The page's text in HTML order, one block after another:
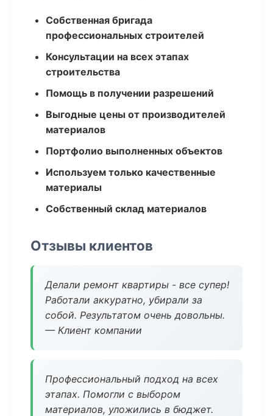
Собственная бригада
профессиональных строителей
Консультации на всех этапах
строительства
Помощь в получении разрешений
Выгодные цены от производителей
материалов
Портфолио выполненных объектов
Используем только качественные
материалы
Собственный склад материалов
Отзывы клиентов
Делали ремонт квартиры - все супер!
Работали аккуратно, убирали за
собой. Результатом очень довольны.
— Клиент компании
Профессиональный подход на всех
этапах. Помогли с выбором
материалов, уложились в бюджет.